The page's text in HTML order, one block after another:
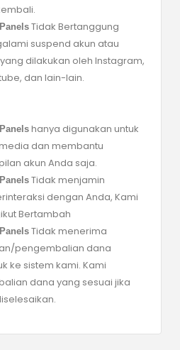
Tidak Bertanggung
suspend akun atau
dilakukan oleh Instagram,
dan lain-lain.
hanya digunakan untuk
dan membantu
akun Anda saja.
Tidak menjamin
dengan Anda, Kami
Bertambah
Tidak menerima
pengembalian dana
ke sistem kami. Kami
dana yang sesuai jika